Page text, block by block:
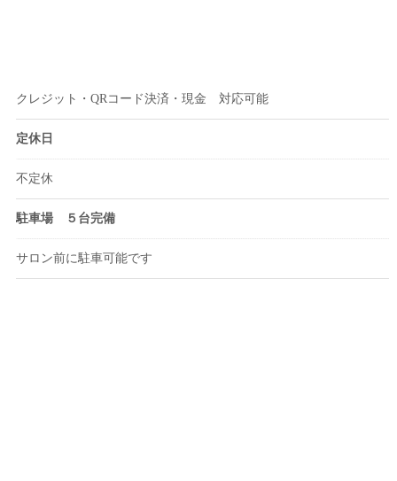
クレジット・QRコード決済・現金 対応可能
定休日
不定休
駐車場 ５台完備
サロン前に駐車可能です